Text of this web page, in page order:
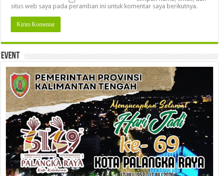
situs web saya pada peramban ini untuk komentar saya berikutnya.
Event